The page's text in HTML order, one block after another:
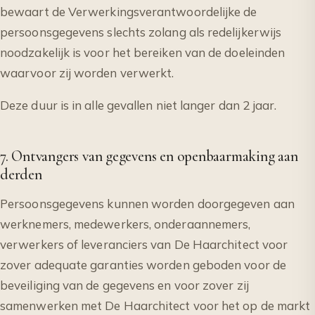
bewaart de Verwerkingsverantwoordelijke de
persoonsgegevens slechts zolang als redelijkerwijs
noodzakelijk is voor het bereiken van de doeleinden
waarvoor zij worden verwerkt.
Deze duur is in alle gevallen niet langer dan 2 jaar.
7. Ontvangers van gegevens en openbaarmaking aan
derden
Persoonsgegevens kunnen worden doorgegeven aan
werknemers, medewerkers, onderaannemers,
verwerkers of leveranciers van De Haarchitect voor
zover adequate garanties worden geboden voor de
beveiliging van de gegevens en voor zover zij
samenwerken met De Haarchitect voor het op de markt